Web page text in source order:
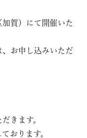
賀）にて開催いた
お申し込みいただ
きます。
おります。